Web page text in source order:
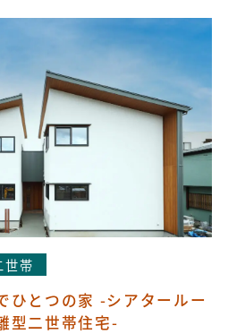
世帯
ひとつの家 -シアタールー
型二世帯住宅-